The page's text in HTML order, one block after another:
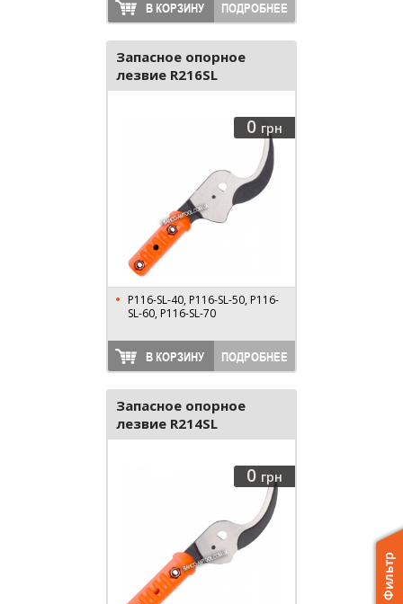
В КОРЗИНУ ПОДРОБНЕЕ
Запасное опорное
лезвие R216SL
0 грн
P116-SL-40, P116-SL-50, P116-
SL-60, P116-SL-70
В КОРЗИНУ ПОДРОБНЕЕ
Запасное опорное
лезвие R214SL
0 грн